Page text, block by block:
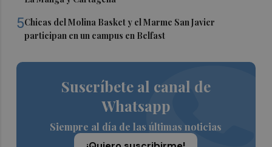
5Chicas del Molina Basket y el Marme San Javier
participan en un campus en Belfast
Suscríbete al canal de
Whatsapp
Siempre al día de las últimas noticias